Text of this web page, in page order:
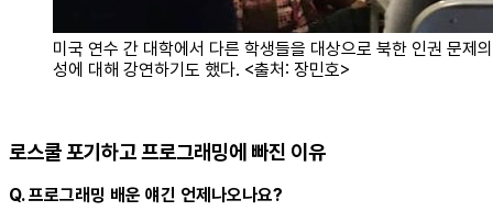
미국 연수 간 대학에서 다른 학생들을 대상으로 북한 인권 문제
성에 대해 강연하기도 했다. <출처: 장민호>
로스쿨 포기하고 프로그래밍에 빠진 이유
Q. 프로그래밍 배운 얘긴 언제나오나요?